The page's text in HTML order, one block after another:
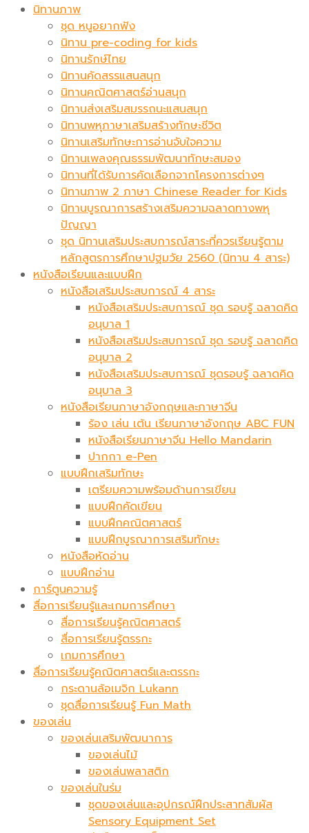
นิทานภาพ
ชุด หนูอยากฟัง
นิทาน pre-coding for kids
นิทานรักษ์ไทย
นิทานคัดสรรแสนสนุก
นิทานคณิตศาสตร์อ่านสนุก
นิทานส่งเสริมสมรรถนะแสนสนุก
นิทานพหุภาษาเสริมสร้างทักษะชีวิต
นิทานเสริมทักษะการอ่านจับใจความ
นิทานเพลงคุณธรรมพัฒนาทักษะสมอง
นิทานที่ได้รับการคัดเลือกจากโครงการต่างๆ
นิทานภาพ 2 ภาษา Chinese Reader for Kids
นิทานบูรณาการสร้างเสริมความฉลาดทางพหุ
ปัญญา
ชุด นิทานเสริมประสบการณ์สาระที่ควรเรียนรู้ตาม
หลักสูตรการศึกษาปฐมวัย 2560 (นิทาน 4 สาระ)
หนังสือเรียนและแบบฝึก
หนังสือเสริมประสบการณ์ 4 สาระ
หนังสือเสริมประสบการณ์ ชุด รอบรู้ ฉลาดคิด
อนุบาล 1
หนังสือเสริมประสบการณ์ ชุด รอบรู้ ฉลาดคิด
อนุบาล 2
หนังสือเสริมประสบการณ์ ชุดรอบรู้ ฉลาดคิด
อนุบาล 3
หนังสือเรียนภาษาอังกฤษและภาษาจีน
ร้อง เล่น เต้น เรียนภาษาอังกฤษ ABC FUN
หนังสือเรียนภาษาจีน Hello Mandarin
ปากกา e-Pen
แบบฝึกเสริมทักษะ
เตรียมความพร้อมด้านการเขียน
แบบฝึกคัดเขียน
แบบฝึกคณิตศาสตร์
แบบฝึกบูรณาการเสริมทักษะ
หนังสือหัดอ่าน
แบบฝึกอ่าน
การ์ตูนความรู้
สื่อการเรียนรู้และเกมการศึกษา
สื่อการเรียนรู้คณิตศาสตร์
สื่อการเรียนรู้ตรรกะ
เกมการศึกษา
สื่อการเรียนรู้คณิตศาสตร์และตรรกะ
กระดานล้อเมจิก​ Lukann
ชุดสื่อการเรียนรู้ Fun Math
ของเล่น
ของเล่นเสริมพัฒนาการ
ของเล่นไม้
ของเล่นพลาสติก
ของเล่นในร่ม
ชุดของเล่นและอุปกรณ์ฝึกประสาทสัมผัส
Sensory Equipment Set